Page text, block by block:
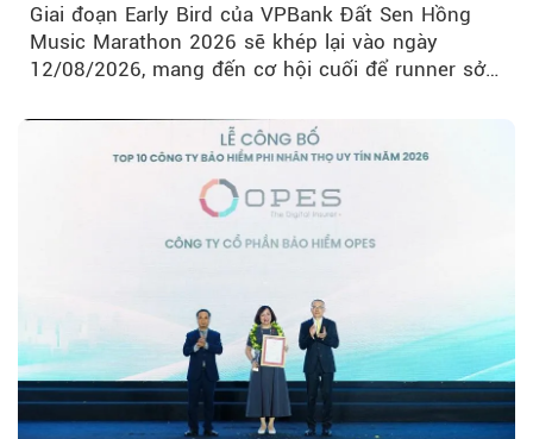
Giai đoạn Early Bird của VPBank Đất Sen Hồng
Music Marathon 2026 sẽ khép lại vào ngày
12/08/2026, mang đến cơ hội cuối để runner sở